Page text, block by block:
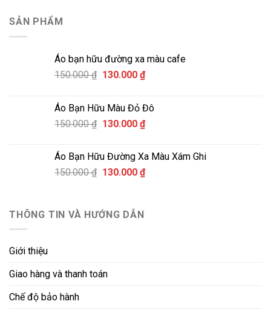
SẢN PHẨM
Áo bạn hữu đường xa màu cafe
150.000₫ Giá
150.000 ₫.
130.000 ₫Giá
là:
130.000 ₫.
Áo Bạn Hữu Màu Đỏ Đô
150.000₫ Giá
150.000 ₫.
130.000 ₫Giá
là:
130.000 ₫.
Áo Bạn Hữu Đường Xa Màu Xám Ghi
150.000₫ Giá
150.000 ₫.
130.000 ₫Giá
THÔNG TIN VÀ HƯỚNG DẪN
Giới thiệu
Giao hàng và thanh toán
Chế độ bảo hành